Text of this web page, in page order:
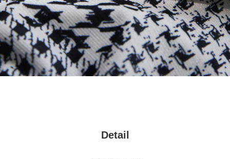
Detail